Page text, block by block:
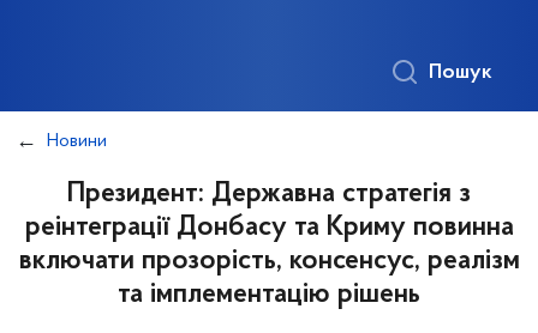
Пошук
Новини
Президент: Державна стратегія з
реінтеграції Донбасу та Криму повинна
включати прозорість, консенсус, реалізм
та імплементацію рішень